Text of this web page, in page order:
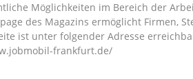
Möglichkeiten im Bereich der
des Magazins ermöglicht Firmen,
ist unter folgender Adresse
frankfurt.de/